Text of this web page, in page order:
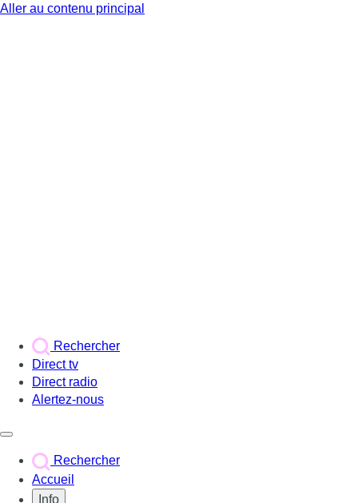
Aller au contenu principal
Rechercher
Direct tv
Direct radio
Alertez-nous
Rechercher
Accueil
Info